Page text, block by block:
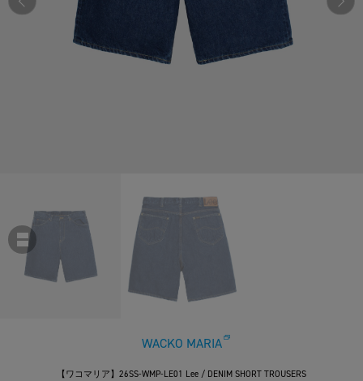
WACKO MARIA
【ワコマリア】26SS-WMP-LE01 Lee / DENIM SHORT TROUSERS